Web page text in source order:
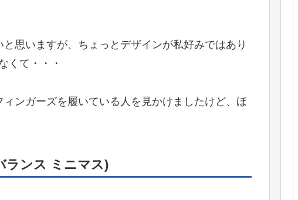
思いますが、ちょっとデザインが私好みではあり
くて・・・
ンガーズを履いている人を見かけましたけど、ほ
ランス ミニマス)